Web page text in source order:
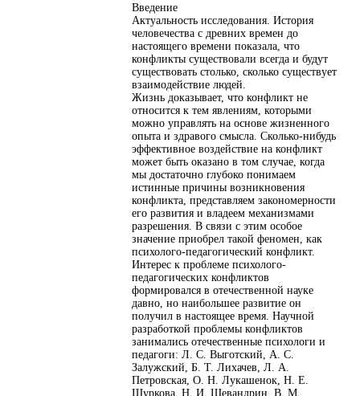
Введение
Актуальность исследования. История
человечества с древних времен до
настоящего времени показала, что
конфликты существовали всегда и будут
существовать столько, сколько существует
взаимодействие людей.
Жизнь доказывает, что конфликт не
относится к тем явлениям, которыми
можно управлять на основе жизненного
опыта и здравого смысла. Сколько-нибудь
эффективное воздействие на конфликт
может быть оказано в том случае, когда
мы достаточно глубоко понимаем
истинные причины возникновения
конфликта, представляем закономерности
его развития и владеем механизмами
разрешения. В связи с этим особое
значение приобрел такой феномен, как
психолого-педагогический конфликт.
Интерес к проблеме психолого-
педагогических конфликтов
формировался в отечественной науке
давно, но наибольшее развитие он
получил в настоящее время. Научной
разработкой проблемы конфликтов
занимались отечественные психологи и
педагоги: Л. С. Выготский, А. С.
Залужский, Б. Т. Лихачев, Л. А.
Петровская, О. Н. Лукашенок, Н. Е.
Щуркова, Н. И. Шевандрин, В. М.